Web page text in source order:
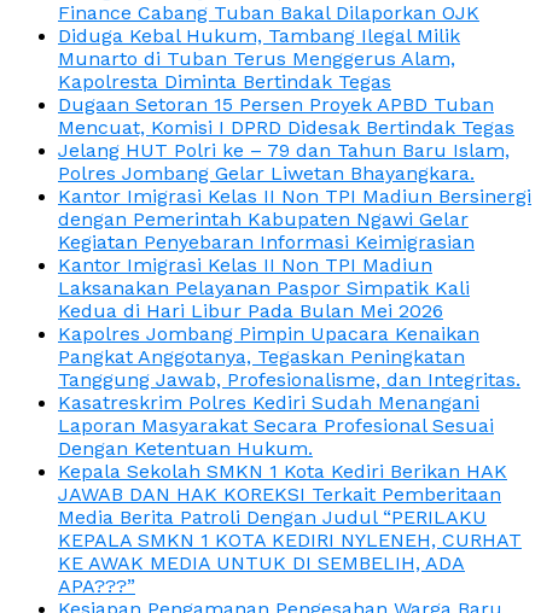
Finance Cabang Tuban Bakal Dilaporkan OJK
Diduga Kebal Hukum, Tambang Ilegal Milik
Munarto di Tuban Terus Menggerus Alam,
Kapolresta Diminta Bertindak Tegas
Dugaan Setoran 15 Persen Proyek APBD Tuban
Mencuat, Komisi I DPRD Didesak Bertindak Tegas
Jelang HUT Polri ke – 79 dan Tahun Baru Islam,
Polres Jombang Gelar Liwetan Bhayangkara.
Kantor Imigrasi Kelas II Non TPI Madiun Bersinergi
dengan Pemerintah Kabupaten Ngawi Gelar
Kegiatan Penyebaran Informasi Keimigrasian
Kantor Imigrasi Kelas II Non TPI Madiun
Laksanakan Pelayanan Paspor Simpatik Kali
Kedua di Hari Libur Pada Bulan Mei 2026
Kapolres Jombang Pimpin Upacara Kenaikan
Pangkat Anggotanya, Tegaskan Peningkatan
Tanggung Jawab, Profesionalisme, dan Integritas.
Kasatreskrim Polres Kediri Sudah Menangani
Laporan Masyarakat Secara Profesional Sesuai
Dengan Ketentuan Hukum.
Kepala Sekolah SMKN 1 Kota Kediri Berikan HAK
JAWAB DAN HAK KOREKSI Terkait Pemberitaan
Media Berita Patroli Dengan Judul “PERILAKU
KEPALA SMKN 1 KOTA KEDIRI NYLENEH, CURHAT
KE AWAK MEDIA UNTUK DI SEMBELIH, ADA
APA???”